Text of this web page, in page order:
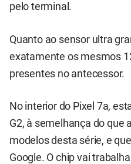
pelo terminal.
Quanto ao sensor ultra
exatamente os mesmos
presentes no antecessor.
No interior do Pixel 7a,
G2, à semelhança do que
modelos desta série, e
Google. O chip vai